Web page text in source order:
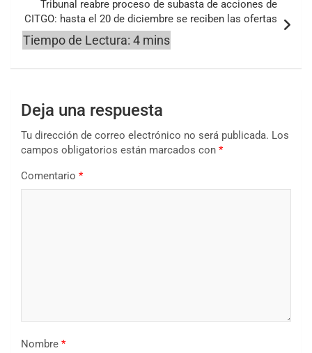
Tribunal reabre proceso de subasta de acciones de
CITGO: hasta el 20 de diciembre se reciben las ofertas
Deja una respuesta
Tu dirección de correo electrónico no será publicada. Los
campos obligatorios están marcados con *
Comentario *
Nombre *